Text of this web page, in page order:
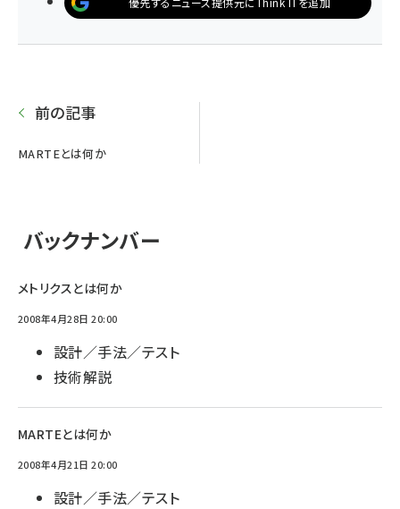
前の記事
MARTEとは何か
バックナンバー
メトリクスとは何か
2008年4月28日 20:00
設計／手法／テスト
技術解説
MARTEとは何か
2008年4月21日 20:00
設計／手法／テスト